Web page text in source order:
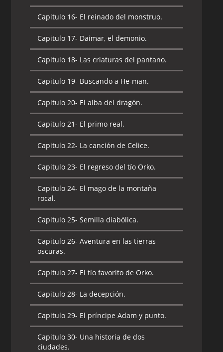
Capitulo 16- El reinado del monstruo.
Capitulo 17- Daimar, el demonio.
Capitulo 18- Las criaturas del pantano.
Capitulo 19- Buscando a He-man.
Capitulo 20- El alba del dragón.
Capitulo 21- El primo real.
Capitulo 22- La canción de Celice.
Capitulo 23- El regreso del tío Orko.
Capitulo 24- El mago de la montaña
rocal.
Capitulo 25- Semilla diabólica.
Capitulo 26- Aventura en las tierras
oscuras.
Capitulo 27- El tío favorito de Orko.
Capitulo 28- La decepción.
Capitulo 29- El príncipe Adam y punto.
Capitulo 30- Una historia de dos
ciudades.